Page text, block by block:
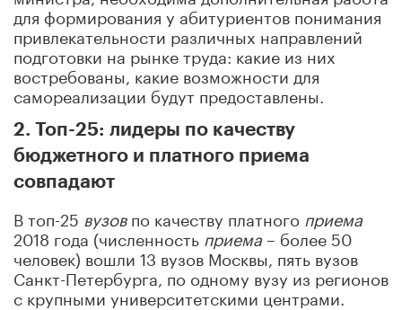
для формирования у абитуриентов понимания
привлекательности различных направлений
подготовки на рынке труда: какие из них
востребованы, какие возможности для
самореализации будут предоставлены.
2. Топ-25: лидеры по качеству
бюджетного и платного приема
совпадают
В топ-25 вузовпо качеству платного приема
2018 года (численность приема – более 50
человек) вошли 13 вузов Москвы, пять вузов
Санкт-Петербурга, по одному вузу из регионов
с крупными университетскими центрами.